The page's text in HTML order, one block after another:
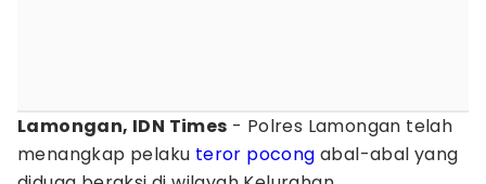
Lamongan, IDN Times - Polres Lamongan telah
menangkap pelaku teror pocong abal-abal yang